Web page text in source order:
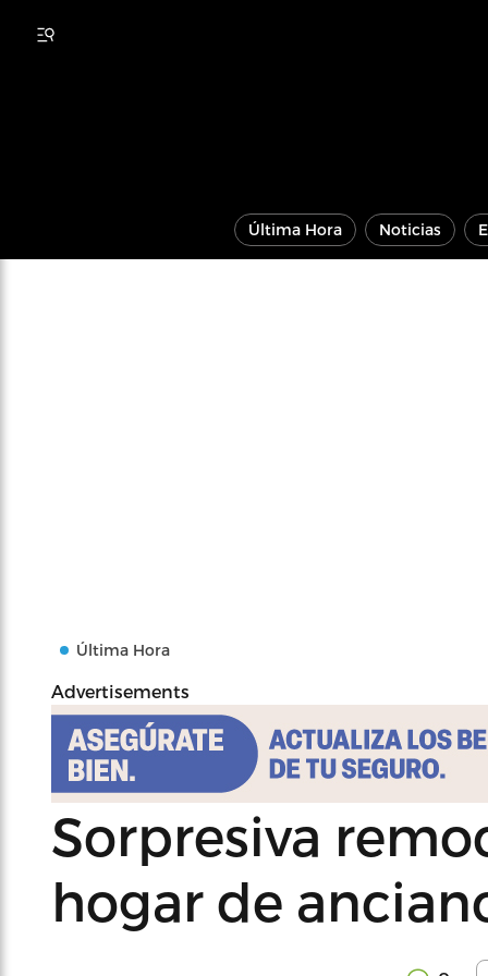
Última Hora Noticias
Última Hora
Advertisements
Sorpresiva
hogar de